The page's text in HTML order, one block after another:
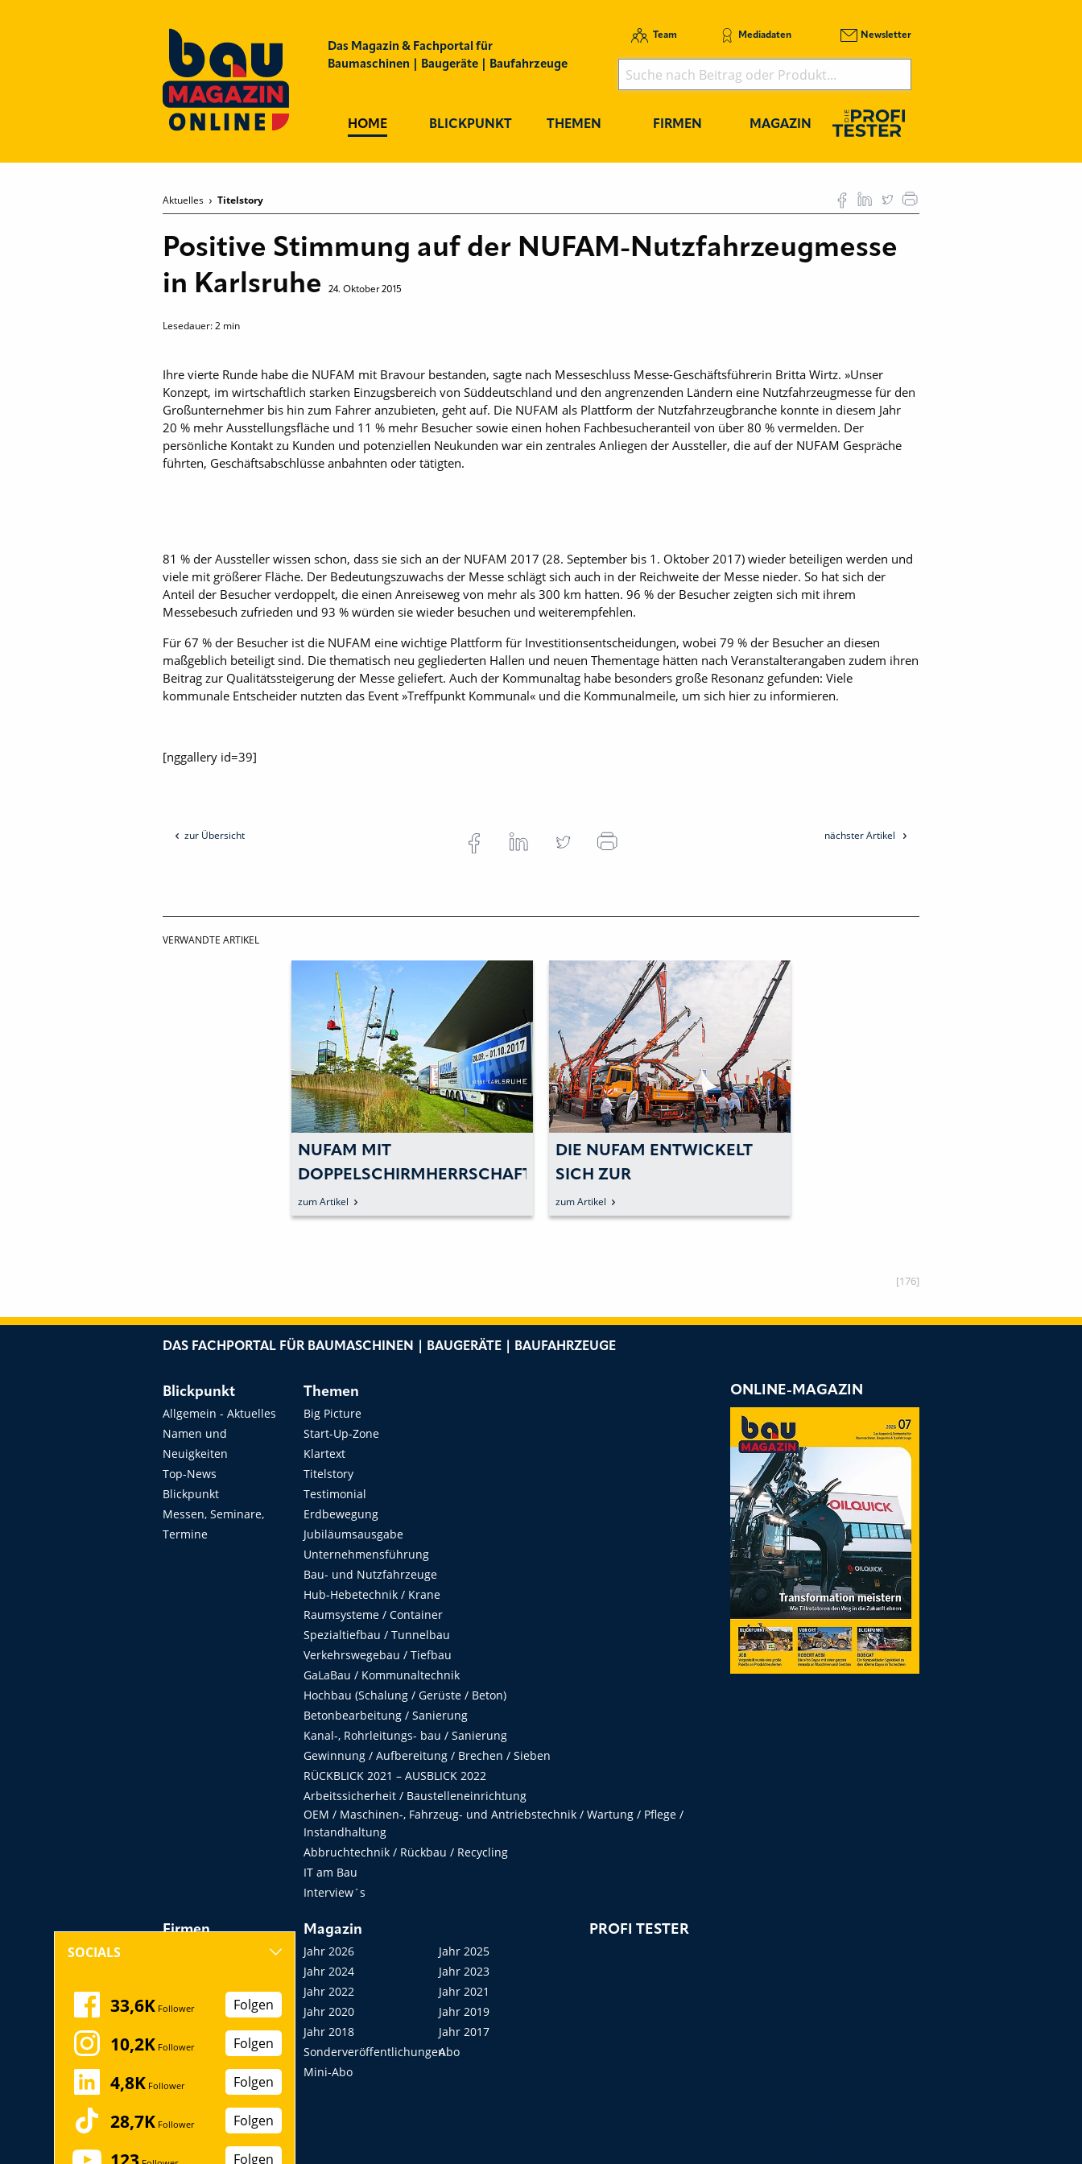
Das Magazin & Fachportal für
Baumaschinen | Baugeräte | Baufahrzeuge
Team Mediadaten Newsletter
HOME BLICKPUNKT THEMEN FIRMEN MAGAZIN
Aktuelles Titelstory
Positive Stimmung auf der NUFAM-Nutzfahrzeugmesse
in Karlsruhe
24. Oktober 2015
Lesedauer:2 min
Ihre vierte Runde habe die NUFAM mit Bravour bestanden, sagte nach Messeschluss Messe-Geschäftsführerin Britta Wirtz. »Unser
Konzept, im wirtschaftlich starken Einzugsbereich von Süddeutschland und den angrenzenden Ländern eine Nutzfahrzeugmesse für den
Großunternehmer bis hin zum Fahrer anzubieten, geht auf. Die NUFAM als Plattform der Nutzfahrzeugbranche konnte in diesem Jahr
20 % mehr Ausstellungsfläche und 11 % mehr Besucher sowie einen hohen Fachbesucheranteil von über 80 % vermelden. Der
persönliche Kontakt zu Kunden und potenziellen Neukunden war ein zentrales Anliegen der Aussteller, die auf der NUFAM Gespräche
führten, Geschäftsabschlüsse anbahnten oder tätigten.
81 % der Aussteller wissen schon, dass sie sich an der NUFAM 2017 (28. September bis 1. Oktober 2017) wieder beteiligen werden und
viele mit größerer Fläche. Der Bedeutungszuwachs der Messe schlägt sich auch in der Reichweite der Messe nieder. So hat sich der
Anteil der Besucher verdoppelt, die einen Anreiseweg von mehr als 300 km hatten. 96 % der Besucher zeigten sich mit ihrem
Messebesuch zufrieden und 93 % würden sie wieder besuchen und weiterempfehlen.
Für 67 % der Besucher ist die NUFAM eine wichtige Plattform für Investitionsentscheidungen, wobei 79 % der Besucher an diesen
maßgeblich beteiligt sind. Die thematisch neu gegliederten Hallen und neuen Thementage hätten nach Veranstalterangaben zudem ihren
Beitrag zur Qualitätssteigerung der Messe geliefert. Auch der Kommunaltag habe besonders große Resonanz gefunden: Viele
kommunale Entscheider nutzten das Event »Treffpunkt Kommunal« und die Kommunalmeile, um sich hier zu informieren.
[nggallery id=39]
zur Übersicht nächster Artikel
VERWANDTE ARTIKEL
NUFAM MIT
DOPPELSCHIRMHERRSCHAFT
zum Artikel
DIE NUFAM ENTWICKELT
SICH ZUR
»ERFOLGSGESCHICHTE«
zum Artikel
[176]
DAS FACHPORTAL FÜR BAUMASCHINEN | BAUGERÄTE | BAUFAHRZEUGE
Blickpunkt
Allgemein - Aktuelles
Namen und
Neuigkeiten
Top-News
Blickpunkt
Messen, Seminare,
Termine
Themen
Big Picture
Start-Up-Zone
Klartext
Titelstory
Testimonial
Erdbewegung
Jubiläumsausgabe
Unternehmensführung
Bau- und Nutzfahrzeuge
Hub-Hebetechnik / Krane
Raumsysteme / Container
Spezialtiefbau / Tunnelbau
Verkehrswegebau / Tiefbau
GaLaBau / Kommunaltechnik
Hochbau (Schalung / Gerüste / Beton)
Betonbearbeitung / Sanierung
Kanal-, Rohrleitungs- bau / Sanierung
Gewinnung / Aufbereitung / Brechen / Sieben
RÜCKBLICK 2021 – AUSBLICK 2022
Arbeitssicherheit / Baustelleneinrichtung
OEM / Maschinen-, Fahrzeug- und Antriebstechnik / Wartung / Pflege /
Instandhaltung
Abbruchtechnik / Rückbau / Recycling
IT am Bau
Interview´s
Firmen
Messen, Seminare,
Kongresse
Startup
Magazin
Jahr 2026
Jahr 2025
Jahr 2024
Jahr 2023
Jahr 2022
Jahr 2021
Jahr 2020
Jahr 2019
Jahr 2018
Jahr 2017
SonderveröffentlichungenAbo
Mini-Abo
PROFI TESTER
ONLINE-MAGAZIN
SOCIALS
33,6K Follower Folgen
10,2K Follower Folgen
4,8K Follower Folgen
28,7K Follower Folgen
Folgen